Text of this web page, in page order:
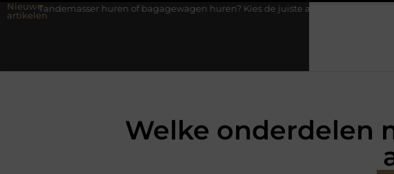
Nieuwe
artikelen
of bagagewagen huren? Kies de juiste aanhanger voor jouw klus
Welke onderdelen